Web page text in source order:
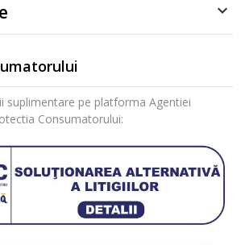

suplimentare pe platforma Agentiei
Consumatorului: